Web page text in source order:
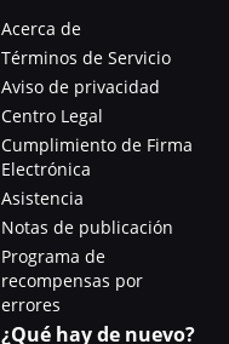
Acerca de
Términos de Servicio
Aviso de privacidad
Centro Legal
Cumplimiento de Firma
Electrónica
Asistencia
Notas de publicación
Programa de
recompensas por
errores
¿Qué hay de nuevo?